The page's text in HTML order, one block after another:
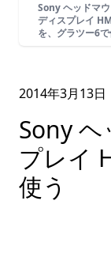
Sony ヘッドマ
ディスプレイ
を、グラツー6
2014年3月13日
Sony
プレイ
使う